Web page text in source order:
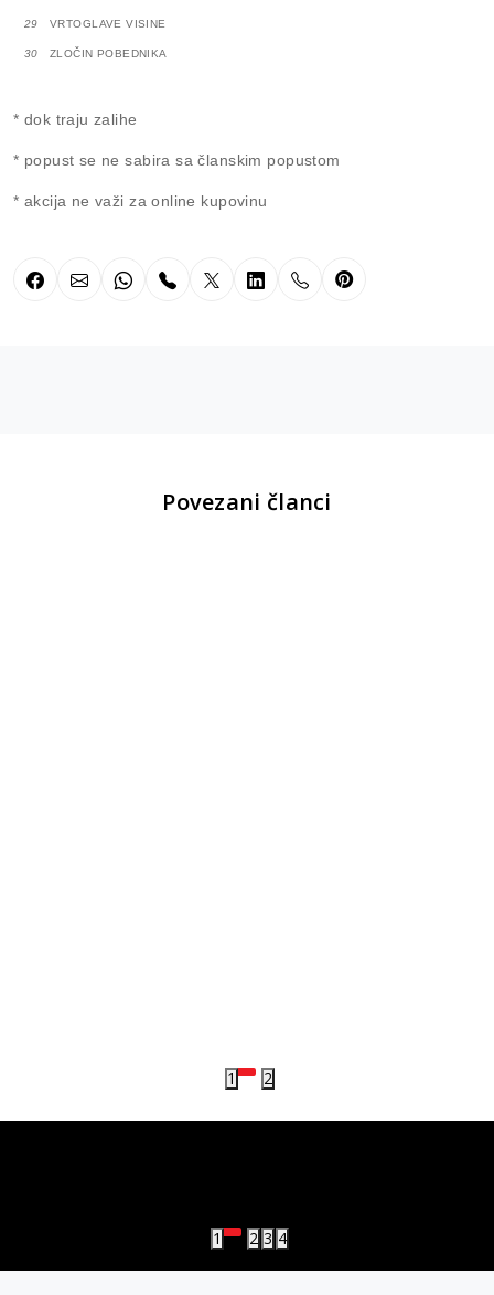
29 VRTOGLAVE VISINE
30 ZLOČIN POBEDNIKA
* dok traju zalihe
* popust se ne sabira sa članskim popustom
* akcija ne važi za online kupovinu
Povezani članci
1 2
1 2 3 4